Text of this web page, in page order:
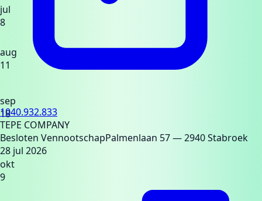
jul
8
aug
11
sep
18
okt
9
1040.932.833
TEPE COMPANY
Besloten VennootschapPalmenlaan 57— 2940 Stabroek
28 jul 2026